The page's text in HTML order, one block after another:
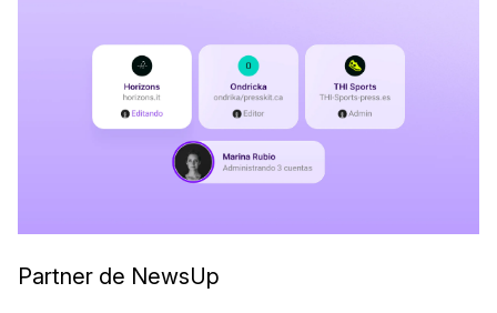
Partner de NewsUp